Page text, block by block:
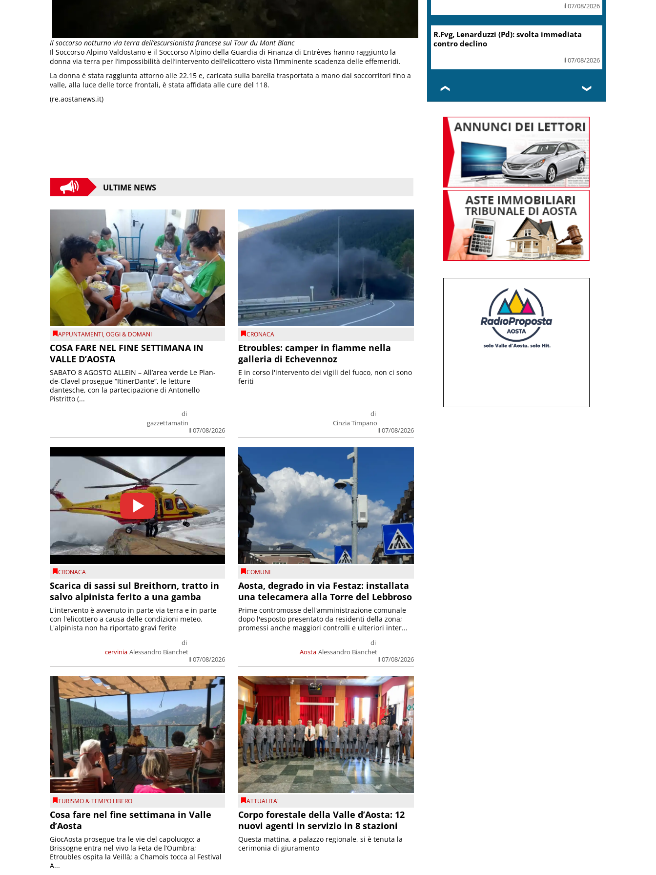
Il soccorso notturno via terra dell’escursionista francese sul Tour du Mont Blanc
Il Soccorso Alpino Valdostano e il Soccorso Alpino della Guardia di Finanza di Entrèves hanno raggiunto la
donna via terra per l’impossibilità dell’intervento dell’elicottero vista l’imminente scadenza delle effemeridi.
La donna è stata raggiunta attorno alle 22.15 e, caricata sulla barella trasportata a mano dai soccorritori fino a
valle, alla luce delle torce frontali, è stata affidata alle cure del 118.
(re.aostanews.it)
ULTIME NEWS
APPUNTAMENTI,OGGI & DOMANI
COSA FARE NEL FINE SETTIMANA IN
VALLE D’AOSTA
di
gazzettamatin
il 07/08/2026
SABATO 8 AGOSTO ALLEIN – All’area verde Le Plan-
de-Clavel prosegue “ItinerDante”, le letture
dantesche, con la partecipazione di Antonello
Pistritto (...
CRONACA
Etroubles: camper in fiamme nella
galleria di Echevennoz
di
Cinzia Timpano
il 07/08/2026
E in corso l'intervento dei vigili del fuoco, non ci sono
feriti
CRONACA
Scarica di sassi sul Breithorn, tratto in
salvo alpinista ferito a una gamba
cervinia
di
Alessandro Bianchet
il 07/08/2026
L'intervento è avvenuto in parte via terra e in parte
con l'elicottero a causa delle condizioni meteo.
L'alpinista non ha riportato gravi ferite
COMUNI
Aosta, degrado in via Festaz: installata
una telecamera alla Torre del Lebbroso
Aosta
di
Alessandro Bianchet
il 07/08/2026
Prime contromosse dell'amministrazione comunale
dopo l'esposto presentato da residenti della zona;
promessi anche maggiori controlli e ulteriori inter...
TURISMO & TEMPO LIBERO
Cosa fare nel fine settimana in Valle
d’Aosta
GiocAosta prosegue tra le vie del capoluogo; a
Brissogne entra nel vivo la Feta de l’Oumbra;
Etroubles ospita la Veillà; a Chamois tocca al Festival
A...
ATTUALITA'
Corpo forestale della Valle d’Aosta: 12
nuovi agenti in servizio in 8 stazioni
Questa mattina, a palazzo regionale, si è tenuta la
cerimonia di giuramento
il 07/08/2026
Migranti, Meloni: non c’è
spazio in Ue per chi alimenta
immigrazione clandestina
il 07/08/2026
❮ ❯